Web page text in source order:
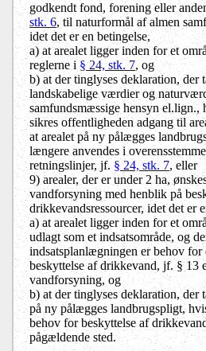
godkendt fond, forening eller
stk. 6, til naturformål af almen
idet det er en betingelse,
a) at arealet ligger inden for et
reglerne i § 24, stk. 7, og
b) at der tinglyses deklaration, der
landskabelige værdier og
samfundsmæssige hensyn el.lign.,
sikres offentligheden adgang til
at arealet på ny pålægges
længere anvendes i
retningslinjer, jf.§ 24, stk. 7, eller
9) arealer, der er under 2 ha,
vandforsyningmed henblik på
drikkevandsressourcer, idet det er
a) at arealet ligger inden for et
udlagt som et indsatsområde, og
indsatsplanlægningen er behov
beskyttelse af drikkevand, jf. § 13
vandforsyning, og
b) at der tinglyses deklaration, der
på ny pålægges landbrugspligt,
behov for beskyttelse af
pågældende sted.